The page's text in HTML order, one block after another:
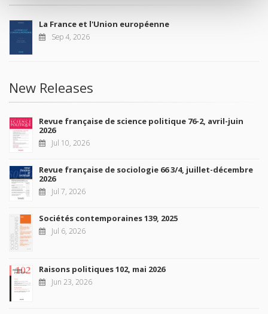
La France et l'Union européenne
Sep 4, 2026
New Releases
Revue française de science politique 76-2, avril-juin
2026
Jul 10, 2026
Revue française de sociologie 66 3/4, juillet-décembre
2026
Jul 7, 2026
Sociétés contemporaines 139, 2025
Jul 6, 2026
Raisons politiques 102, mai 2026
Jun 23, 2026